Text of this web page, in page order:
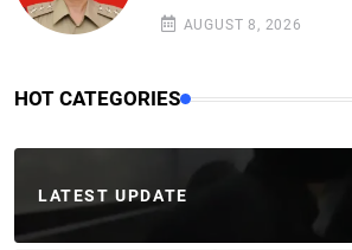
AUGUST 8, 2026
HOT CATEGORIES
LATEST UPDATE